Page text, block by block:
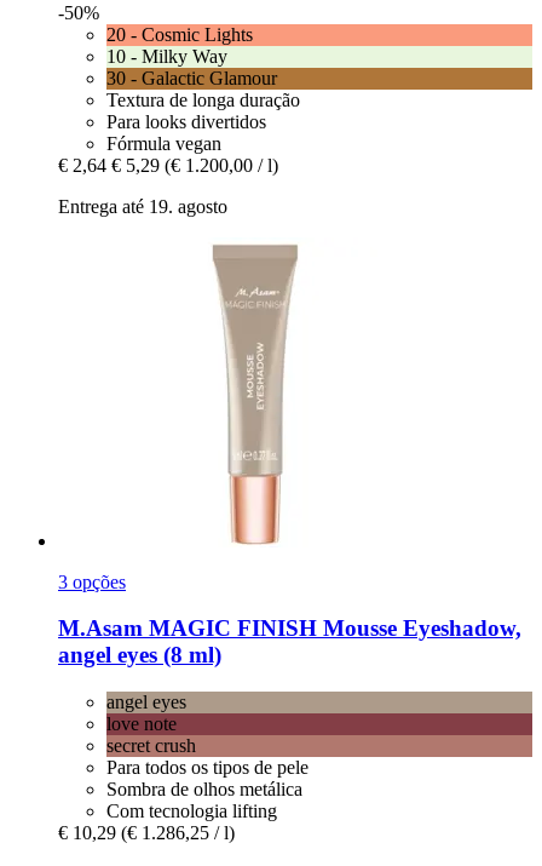
-50%
20 - Cosmic Lights
10 - Milky Way
30 - Galactic Glamour
Textura de longa duração
Para looks divertidos
Fórmula vegan
€ 2,64 € 5,29 (€ 1.200,00 / l)
Entrega até 19. agosto
3 opções
M.Asam MAGIC FINISH Mousse Eyeshadow,
angel eyes (8 ml)
angel eyes
love note
secret crush
Para todos os tipos de pele
Sombra de olhos metálica
Com tecnologia lifting
€ 10,29 (€ 1.286,25 / l)